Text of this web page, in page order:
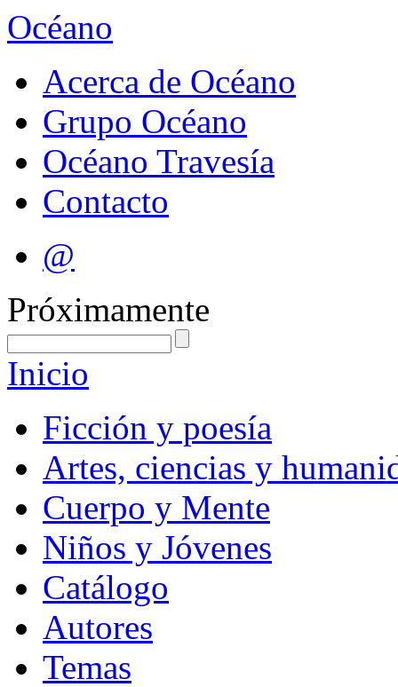
Océano
Acerca de Océano
Grupo Océano
Océano Travesía
Contacto
@
Próximamente
Inicio
Ficción y poesía
Artes, ciencias y
Cuerpo y Mente
Niños y Jóvenes
Catálogo
Autores
Temas